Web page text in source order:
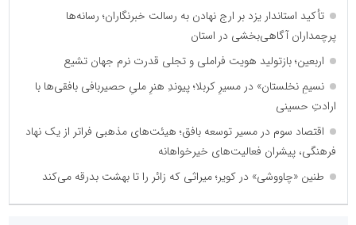
تأکید استاندار یزد بر ارج نهادن به رسالت خبرنگاران؛ رسانه‌ها
پرچمداران آگاهی‌بخشی در استان
اربعین؛ بازتولید هویت فراملی و تجلی قدرت نرم جهان تشیع
نسیمِ نخلستان» در مسیرِ کربلا؛ پیوندِ هنرِ ملیِ حصیربافی بافقی‌ها با
ارادتِ حسینی
اقتصاد سوم در مسیر توسعه بافق؛ هیئت‌های مذهبی فراتر از یک نهاد
فرهنگی، پیشران فعالیت‌های خیرخواهانه
طنین «چاووشی» در کویر؛ میراثی که زائر را تا بهشت بدرقه می‌کند